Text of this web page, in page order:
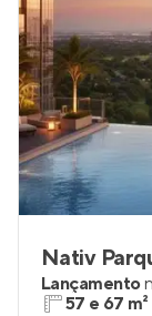
Nativ
Lançamento
57 e 67 m²